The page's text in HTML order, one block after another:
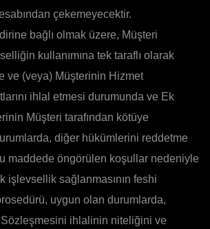
çekemeyecektir.
bağlı olmak üzere, Müşteri
kullanımına tek taraflı olarak
ve (veya) Müşterinin Hizmet
ihlal etmesi durumunda ve Ek
Müşteri tarafından kötüye
diğer hükümlerini reddetme
maddede öngörülen koşullar nedeniyle
işlevsellik sağlanmasının feshi
uygun olan durumlarda,
ihlalinin niteliğini ve